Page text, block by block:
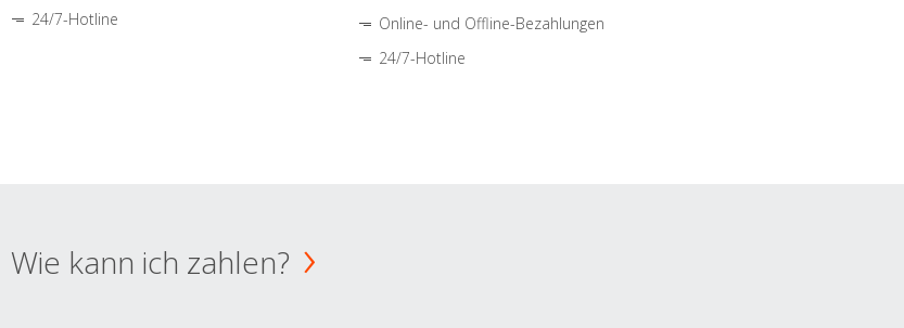
24/7-Hotline
Online- und Offline-Bezahlungen
24/7-Hotline
Wie kann ich zahlen?